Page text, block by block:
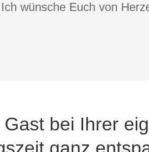
wünsche Euch von
bei Ihrer
ganz